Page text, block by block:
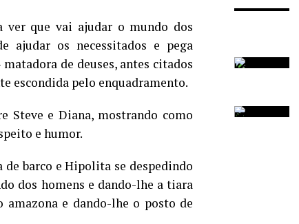
que vai ajudar o mundo dos
ajudar os necessitados e pega
de deuses, antes citados
escondida pelo enquadramento.
Steve e Diana, mostrando como
e humor.
barco e Hipolita se despedindo
dos homens e dando-lhe a tiara
e dando-lhe o posto de